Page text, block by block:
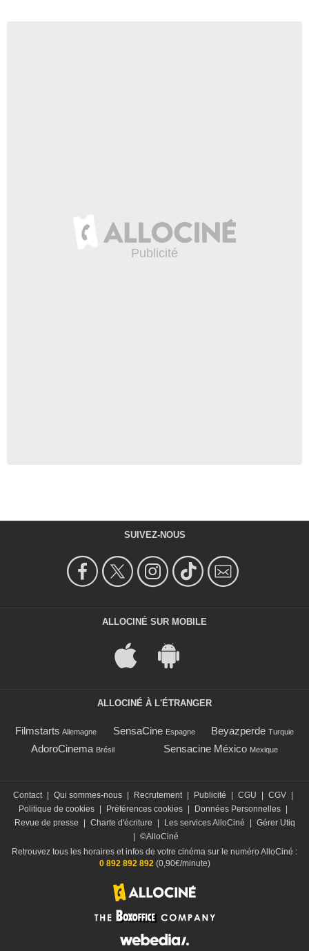
SUIVEZ-NOUS
ALLOCINÉ SUR MOBILE
ALLOCINÉ À L'ÉTRANGER
Filmstarts Allemagne SensaCine Espagne Beyazperde Turquie
AdoroCinema Brésil Sensacine México Mexique
Contact Qui sommes-nous Recrutement Publicité CGU CGV
Politique de cookies
Préférences cookies Données Personnelles
Revue de presse
Charte d'écriture Les services AlloCiné
Gérer Utiq
©AlloCiné
Retrouvez tous les horaires et infos de votre cinéma sur le numéro AlloCiné :
0 892 892 892(0,90€/minute)